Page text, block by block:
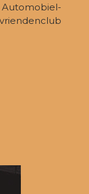
Automobiel-